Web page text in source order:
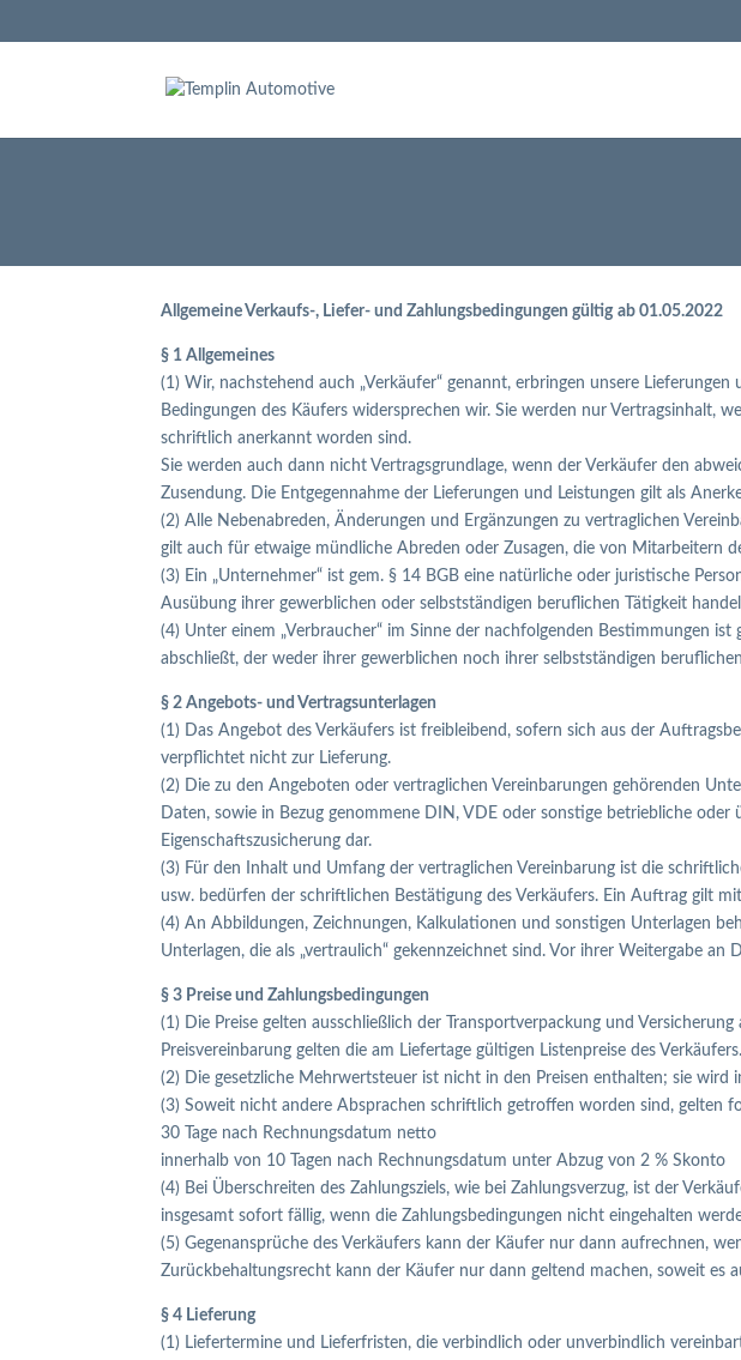
Allgemeine Verkaufs-, Liefer- und Zahlungsbedingungen gültig ab 01.05.2022
§ 1 Allgemeines
(1) Wir, nachstehend auch „Verkäufer“ genannt, erbringen unsere
Bedingungen des Käufers widersprechen wir. Sie werden nur Vertragsinhalt,
schriftlich anerkannt worden sind.
Sie werden auch dann nicht Vertragsgrundlage, wenn der Verkäufer den
Zusendung. Die Entgegennahme der Lieferungen und Leistungen gilt als
(2) Alle Nebenabreden, Änderungen und Ergänzungen zu vertraglichen
gilt auch für etwaige mündliche Abreden oder Zusagen, die von Mitarbeitern
(3) Ein „Unternehmer“ ist gem. § 14 BGB eine natürliche oder juristische
Ausübung ihrer gewerblichen oder selbstständigen beruflichen Tätigkeit
(4) Unter einem „Verbraucher“ im Sinne der nachfolgenden Bestimmungen
abschließt, der weder ihrer gewerblichen noch ihrer selbstständigen
§ 2 Angebots- und Vertragsunterlagen
(1) Das Angebot des Verkäufers ist freibleibend, sofern sich aus der
verpflichtet nicht zur Lieferung.
(2) Die zu den Angeboten oder vertraglichen Vereinbarungen gehörenden
Daten, sowie in Bezug genommene DIN, VDE oder sonstige betriebliche
Eigenschaftszusicherung dar.
(3) Für den Inhalt und Umfang der vertraglichen Vereinbarung ist die
usw. bedürfen der schriftlichen Bestätigung des Verkäufers. Ein Auftrag gilt
(4) An Abbildungen, Zeichnungen, Kalkulationen und sonstigen Unterlagen
Unterlagen, die als „vertraulich“ gekennzeichnet sind. Vor ihrer Weitergabe
§ 3 Preise und Zahlungsbedingungen
(1) Die Preise gelten ausschließlich der Transportverpackung und
Preisvereinbarung gelten die am Liefertage gültigen Listenpreise des
(2) Die gesetzliche Mehrwertsteuer ist nicht in den Preisen enthalten; sie wird
(3) Soweit nicht andere Absprachen schriftlich getroffen worden sind, gelten
30 Tage nach Rechnungsdatum netto
innerhalb von 10 Tagen nach Rechnungsdatum unter Abzug von 2 % Skonto
(4) Bei Überschreiten des Zahlungsziels, wie bei Zahlungsverzug, ist der
insgesamt sofort fällig, wenn die Zahlungsbedingungen nicht eingehalten
(5) Gegenansprüche des Verkäufers kann der Käufer nur dann aufrechnen,
Zurückbehaltungsrecht kann der Käufer nur dann geltend machen, soweit es
§ 4 Lieferung
(1) Liefertermine und Lieferfristen, die verbindlich oder unverbindlich